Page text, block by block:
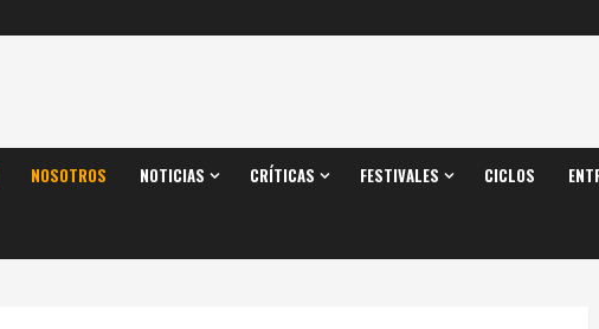
NOSOTROS NOTICIAS CRÍTICAS FESTIVALES CICLOS